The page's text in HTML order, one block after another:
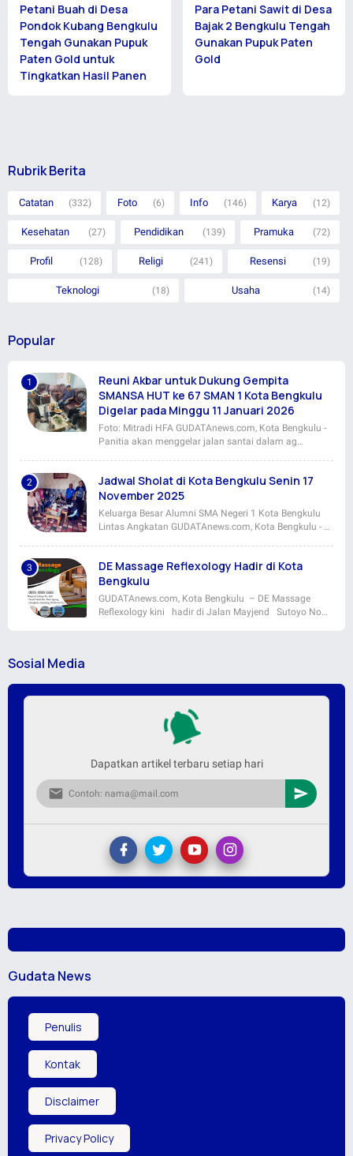
Petani Buah di Desa
Pondok Kubang Bengkulu
Tengah Gunakan Pupuk
Paten Gold untuk
Tingkatkan Hasil Panen
Para Petani Sawit di Desa
Bajak 2 Bengkulu Tengah
Gunakan Pupuk Paten
Gold
Rubrik Berita
Catatan (332) Foto (6) Info (146) Karya (12)
Kesehatan (27) Pendidikan (139) Pramuka (72)
Profil (128) Religi (241) Resensi (19)
Teknologi (18) Usaha (14)
Popular
Reuni Akbar untuk Dukung Gempita
SMANSA HUT ke 67 SMAN 1 Kota Bengkulu
Digelar pada Minggu 11 Januari 2026
Foto: Mitradi HFA GUDATAnews.com, Kota Bengkulu -
Panitia akan menggelar jalan santai dalam ag…
Jadwal Sholat di Kota Bengkulu Senin 17
November 2025
Keluarga Besar Alumni SMA Negeri 1 Kota Bengkulu
Lintas Angkatan GUDATAnews.com, Kota Bengkulu - …
DE Massage Reflexology Hadir di Kota
Bengkulu
GUDATAnews.com, Kota Bengkulu – DE Massage
Reflexology kini hadir di Jalan Mayjend Sutoyo No…
Sosial Media
Dapatkan artikel terbaru setiap hari
Gudata News
Penulis
Kontak
Disclaimer
Privacy Policy